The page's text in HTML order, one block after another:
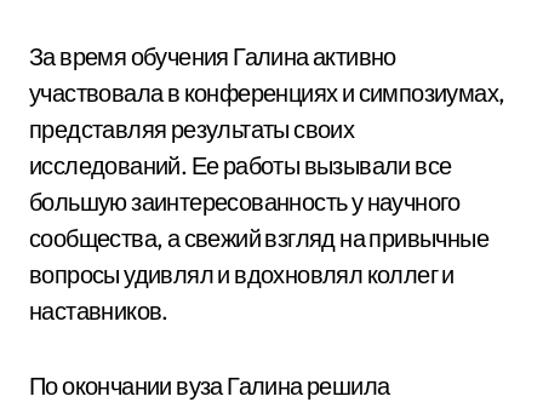
За время обучения Галина активно
участвовала в конференциях и симпозиумах,
представляя результаты своих
исследований. Ее работы вызывали все
большую заинтересованность у научного
сообщества, а свежий взгляд на привычные
вопросы удивлял и вдохновлял коллег и
наставников.
По окончании вуза Галина решила